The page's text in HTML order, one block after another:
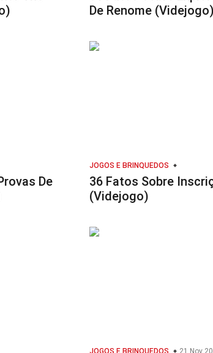
De Renome (Videjogo)
De
JOGOS E BRINQUEDOS
36 Fatos Sobre
(Videjogo)
JOGOS E BRINQUEDOS 21 Nov